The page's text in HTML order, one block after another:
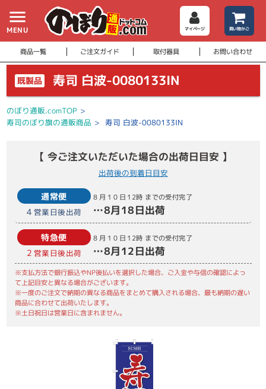
menu
MENU マイページ 買い物かご
商品一覧 ご注文ガイド 取付器具 お問い合わせ
既製品 寿司 白波-0080133IN
のぼり通販.comTOP >
寿司のぼり旗の通販商品 > 寿司 白波-0080133IN
【 今ご注文いただいた場合の出荷日目安 】
出荷後の到着日目安
通常便
4 営業日後出荷
8月10日 12時 までの受付完了
…8月18日出荷
特急便
2 営業日後出荷
8月10日 12時 までの受付完了
…8月12日出荷
※支払方法で銀行振込やNP後払いを選択した場合、ご入金や与信の確認によっ
て上記目安と異なる場合がございます。
※一度のご注文で納期の異なる商品をまとめて購入される場合、最も納期の遅い
商品に合わせて出荷いたします。
※土日祝日は営業日に含まれません。